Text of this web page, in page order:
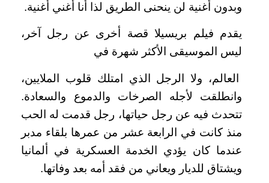
وبدون أغنية لن ينحنى الطريق لذا أنا أغني أغنية.
يقدم فيلم بريسيلا قصة أخرى عن رجل آخر،
ليس الموسيقى الأكثر شهرة في
العالم، ولا الرجل الذي امتلك قلوب الملايين،
وانطلقت لأجله الصرخات والدموع والسعادة.
تتحدث فيه عن رجل حياتها، رجل قدمت له الحب
منذ كانت في الرابعة عشر من عمرها بلقاء مدبر
عندما كان يؤدي الخدمة العسكرية في ألمانيا
ويشتاق للديار ويعاني من فقد أمه بعد وفاتها.